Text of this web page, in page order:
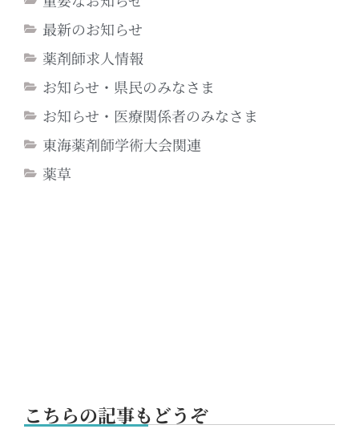
最新のお知らせ
薬剤師求人情報
お知らせ・県民のみなさま
お知らせ・医療関係者のみなさま
東海薬剤師学術大会関連
薬草
こちらの記事もどうぞ